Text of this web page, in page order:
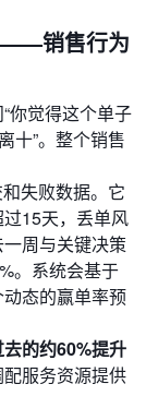
销售行为
你觉得这个单子
十”。整个销售
失败数据。它
15天，丢单风
周与关键决策
。系统会基于
态的赢单率预
的约60%提升
服务资源提供